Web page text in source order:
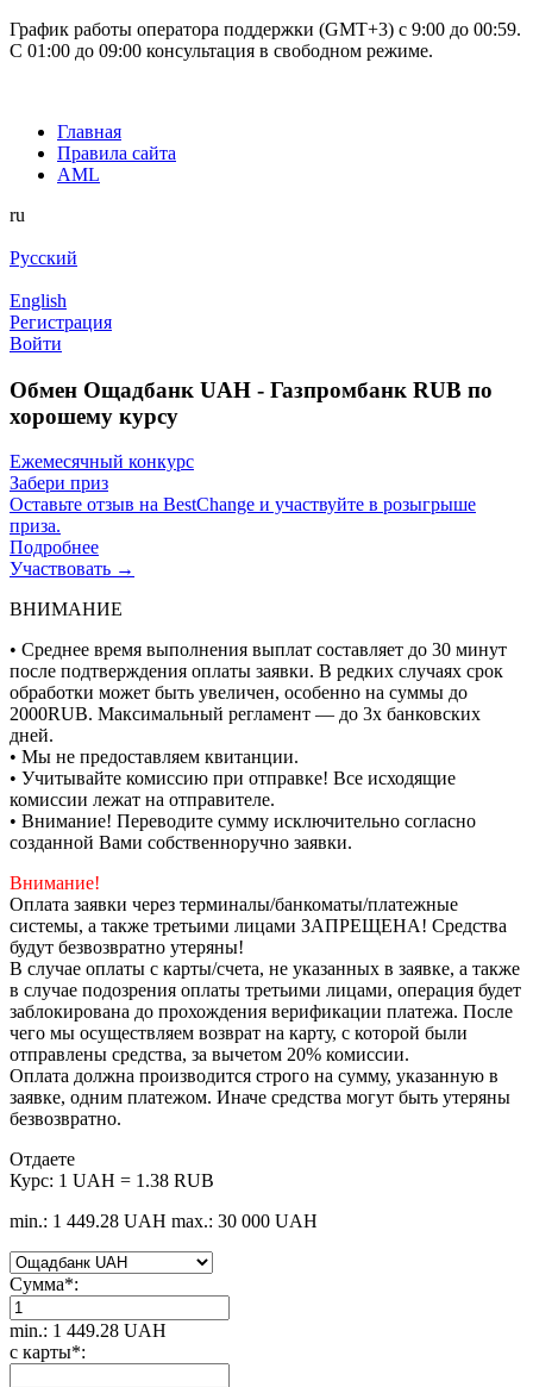
График работы оператора поддержки (GMT+3) c 9:00 до 00:59.
С 01:00 до 09:00 консультация в свободном режиме.
Главная
Правила сайта
AML
ru
Русский
English
Регистрация
Войти
Обмен Ощадбанк UAH - Газпромбанк RUB по
хорошему курсу
Ежемесячный конкурс
Забери приз
Оставьте отзыв на BestChange и участвуйте в розыгрыше
приза.
Подробнее
Участвовать →
ВНИМАНИЕ
• Среднее время выполнения выплат составляет до 30 минут
после подтверждения оплаты заявки. В редких случаях срок
обработки может быть увеличен, особенно на суммы до
2000RUB. Максимальный регламент — до 3х банковских
дней.
• Мы не предоставляем квитанции.
• Учитывайте комиссию при отправке! Все исходящие
комиссии лежат на отправителе.
• Внимание! Переводите сумму исключительно согласно
созданной Вами собственноручно заявки.
Внимание!
Оплата заявки через терминалы/банкоматы/платежные
системы, а также третьими лицами ЗАПРЕЩЕНА! Средства
будут безвозвратно утеряны!
В случае оплаты с карты/счета, не указанных в заявке, а также
в случае подозрения оплаты третьими лицами, операция будет
заблокирована до прохождения верификации платежа. После
чего мы осуществляем возврат на карту, с которой были
отправлены средства, за вычетом 20% комиссии.
Оплата должна производится строго на сумму, указанную в
заявке, одним платежом. Иначе средства могут быть утеряны
безвозвратно.
Отдаете
Курс: 1 UAH = 1.38 RUB
min.: 1 449.28 UAH max.: 30 000 UAH
Сумма*:
min.: 1 449.28 UAH
с карты*: